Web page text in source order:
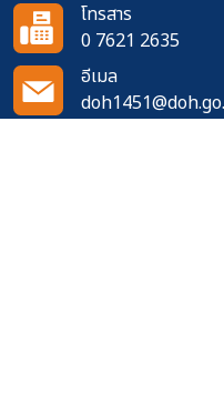
โทรสาร
0 7621 2635
อีเมล